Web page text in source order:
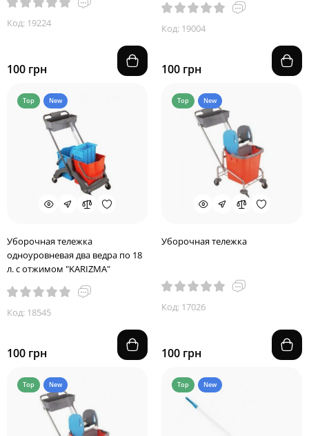
Код: 19224
100 грн
Код: 19004
100 грн
Top New
Уборочная тележка
одноуровневая два ведра по 18
л. с отжимом "KARIZMA"
Код: 18545
100 грн
Top New
Уборочная тележка
Код: 17026
100 грн
Top New Top New